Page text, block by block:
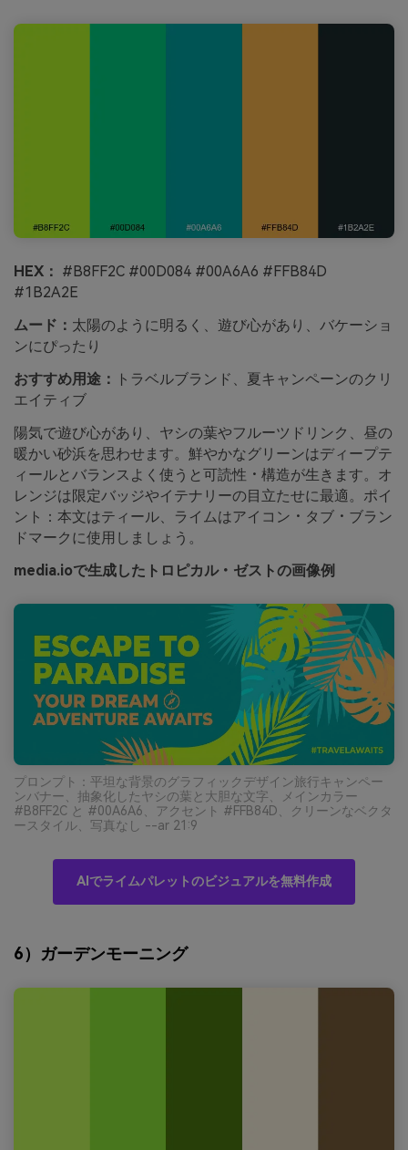
HEX： #B8FF2C #00D084 #00A6A6 #FFB84D
#1B2A2E
ムード： 太陽のように明るく、遊び心があり、バケーショ
ンにぴったり
おすすめ用途：
トラベルブランド、夏キャンペーンのクリ
エイティブ
陽気で遊び心があり、ヤシの葉やフルーツドリンク、昼の
暖かい砂浜を思わせます。鮮やかなグリーンはディープテ
ィールとバランスよく使うと可読性・構造が生きます。オ
レンジは限定バッジやイテナリーの目立たせに最適。ポイ
ント：本文はティール、ライムはアイコン・タブ・ブラン
ドマークに使用しましょう。
media.ioで生成したトロピカル・ゼストの画像例
プロンプト：平坦な背景のグラフィックデザイン旅行キャンペー
ンバナー、抽象化したヤシの葉と大胆な文字、メインカラー
#B8FF2C と #00A6A6、アクセント #FFB84D、クリーンなベクタ
ースタイル、写真なし --ar 21:9
AIでライムパレットのビジュアルを無料作成
6）ガーデンモーニング